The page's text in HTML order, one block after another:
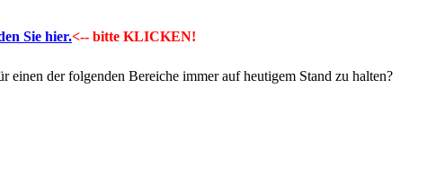
Sie hier.<-- bitte KLICKEN!
einen der folgenden Bereiche immer auf heutigem Stand zu halten?